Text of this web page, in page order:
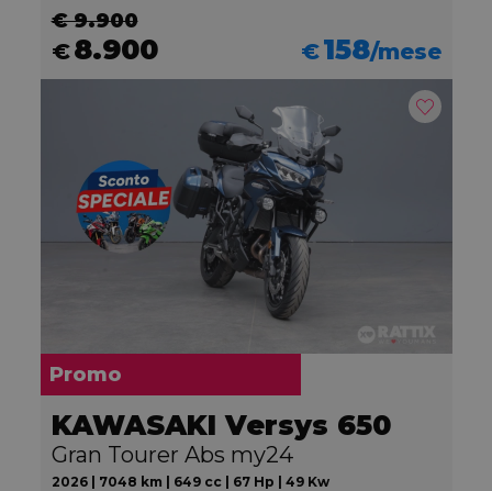
€ 9.900
€8.900 €158/mese
Promo
KAWASAKI Versys 650
Gran Tourer Abs my24
2026 | 7048 km | 649 cc | 67 Hp | 49 Kw